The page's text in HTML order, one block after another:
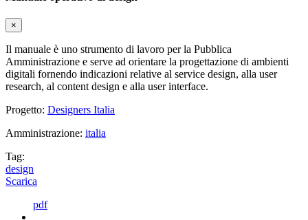
×
Il manuale è uno strumento di lavoro per la Pubblica
Amministrazione e serve ad orientare la progettazione di ambienti
digitali fornendo indicazioni relative al service design, alla user
research, al content design e alla user interface.
Progetto: Designers Italia
Amministrazione: italia
Tag:
design
Scarica
pdf